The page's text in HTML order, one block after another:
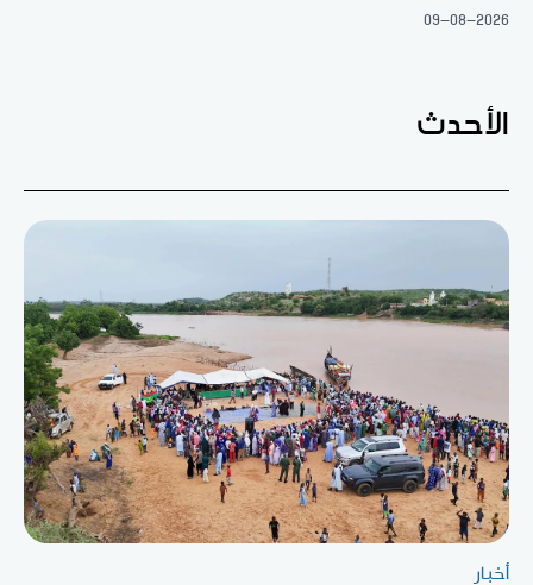
09-08-2026
الأحدث
أخبار